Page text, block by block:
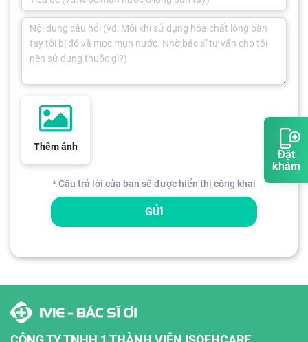
Đặt
khám
Thêm ảnh
* Câu trả lời của bạn sẽ được hiển thị công khai
GỬI